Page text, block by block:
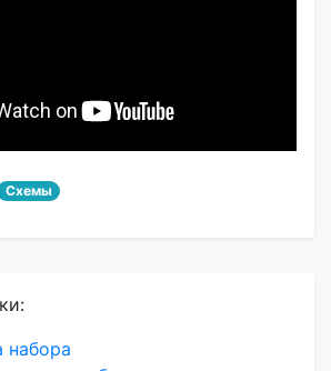
Схемы
набора